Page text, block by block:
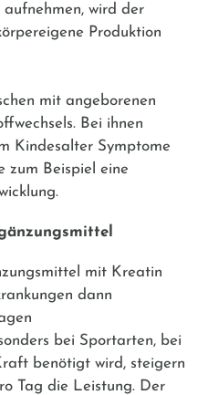
wird der
Produktion
mit angeborenen
Bei ihnen
Kindesalter Symptome
zum Beispiel eine
mit Kreatin
dann
bei Sportarten, bei
benötigt wird, steigern
Tag die Leistung. Der